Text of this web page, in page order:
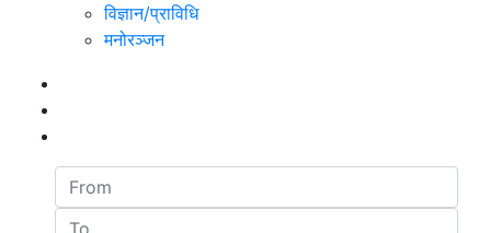
विज्ञान/प्राविधि
मनोरञ्जन